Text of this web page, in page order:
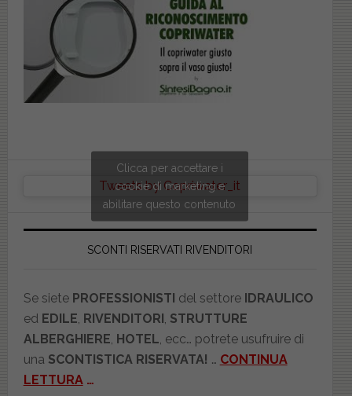
Tweets by Copriwater_it
Clicca per accettare i
cookie di marketing e
abilitare questo contenuto
SCONTI RISERVATI RIVENDITORI
Se siete PROFESSIONISTI del settore IDRAULICO
ed EDILE, RIVENDITORI, STRUTTURE
ALBERGHIERE, HOTEL, ecc… potrete usufruire di
una SCONTISTICA RISERVATA! … CONTINUA
LETTURA…